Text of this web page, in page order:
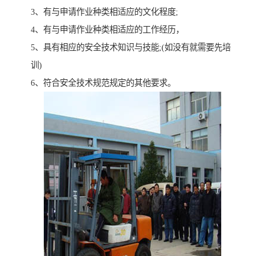
3、有与申请作业种类相适应的文化程度;
4、有与申请作业种类相适应的工作经历，
5、具有相应的安全技术知识与技能;(如没有就需要先培
训)
6、符合安全技术规范规定的其他要求。